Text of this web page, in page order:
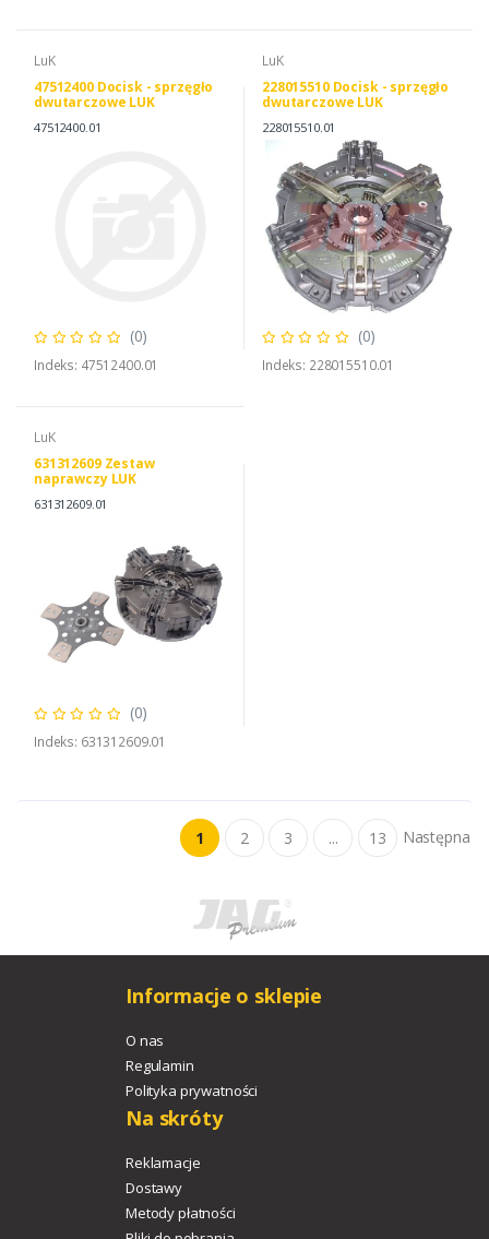
LuK
47512400 Docisk - sprzęgło
dwutarczowe LUK
47512400.01
(0)
Indeks: 47512400.01
LuK
228015510 Docisk - sprzęgło
dwutarczowe LUK
228015510.01
(0)
Indeks: 228015510.01
LuK
631312609 Zestaw
naprawczy LUK
631312609.01
(0)
Indeks: 631312609.01
1 2 3 ... 13 Następna
Informacje o sklepie
O nas
Regulamin
Polityka prywatności
Na skróty
Reklamacje
Dostawy
Metody płatności